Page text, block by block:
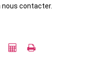
contacter.